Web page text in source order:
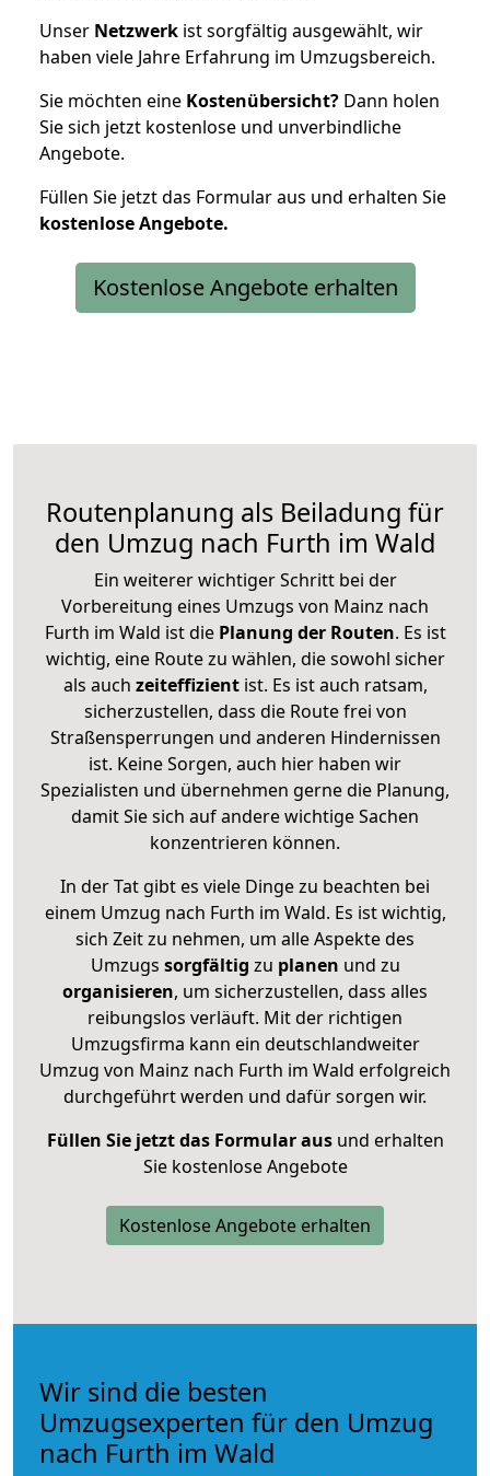
Unser Netzwerk ist sorgfältig ausgewählt, wir
haben viele Jahre Erfahrung im Umzugsbereich.
Sie möchten eine Kostenübersicht? Dann holen
Sie sich jetzt kostenlose und unverbindliche
Angebote.
Füllen Sie jetzt das Formular aus und erhalten Sie
kostenloseAngebote.
Kostenlose Angebote erhalten
Routenplanung als Beiladung für
den Umzug nach Furth im Wald
Ein weiterer wichtiger Schritt bei der
Vorbereitung eines Umzugs von Mainz nach
Furth im Wald ist diePlanung der Routen. Es ist
wichtig, eine Route zu wählen, die sowohl sicher
als auch zeiteffizientist. Es ist auch ratsam,
sicherzustellen, dass die Route frei von
Straßensperrungen und anderen Hindernissen
ist. Keine Sorgen, auch hier haben wir
Spezialisten und übernehmen gerne die Planung,
damit Sie sich auf andere wichtige Sachen
konzentrieren können.
In der Tat gibt es viele Dinge zu beachten bei
einem Umzug nach Furth im Wald. Es ist wichtig,
sich Zeit zu nehmen, um alle Aspekte des
Umzugs sorgfältig zu planen und zu
organisieren, um sicherzustellen, dass alles
reibungslos verläuft. Mit der richtigen
Umzugsfirma kann ein deutschlandweiter
Umzug von Mainz nach Furth im Wald erfolgreich
durchgeführt werden und dafür sorgen wir.
Füllen Sie jetzt das Formular ausund erhalten
Sie kostenlose Angebote
Kostenlose Angebote erhalten
Wir sind die besten
Umzugsexperten für den Umzug
nach Furth im Wald